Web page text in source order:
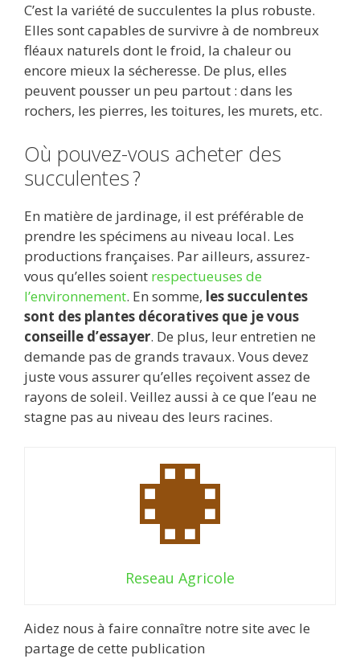
C’est la variété de succulentes la plus robuste.
Elles sont capables de survivre à de nombreux
fléaux naturels dont le froid, la chaleur ou
encore mieux la sécheresse. De plus, elles
peuvent pousser un peu partout : dans les
rochers, les pierres, les toitures, les murets, etc.
Où pouvez-vous acheter des
succulentes ?
En matière de jardinage, il est préférable de
prendre les spécimens au niveau local. Les
productions françaises. Par ailleurs, assurez-
vous qu’elles soient respectueuses de
l’environnement. En somme, les succulentes
sont des plantes décoratives que je vous
conseille d’essayer. De plus, leur entretien ne
demande pas de grands travaux. Vous devez
juste vous assurer qu’elles reçoivent assez de
rayons de soleil. Veillez aussi à ce que l’eau ne
stagne pas au niveau des leurs racines.
Reseau Agricole
Aidez nous à faire connaître notre site avec le
partage de cette publication